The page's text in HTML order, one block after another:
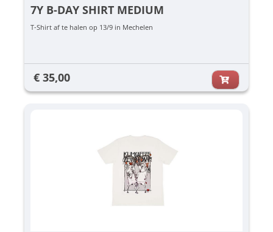
7Y B-DAY SHIRT MEDIUM
T-Shirt af te halen op 13/9 in Mechelen
€ 35,00